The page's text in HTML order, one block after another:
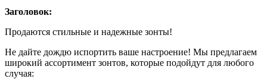
Заголовок:
Продаются стильные и надежные зонты!
Не дайте дождю испортить ваше настроение! Мы предлагаем
широкий ассортимент зонтов, которые подойдут для любого
случая: